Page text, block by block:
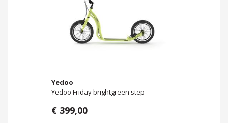
Yedoo
Yedoo Friday brightgreen step
€ 399,00